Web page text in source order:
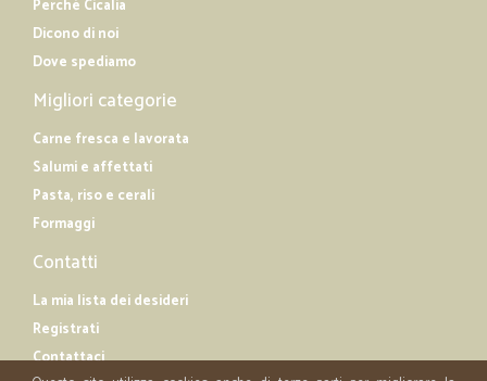
Perché Cicalia
Dicono di noi
Dove spediamo
Migliori categorie
Carne fresca e lavorata
Salumi e affettati
Pasta, riso e cerali
Formaggi
Contatti
La mia lista dei desideri
Registrati
Contattaci